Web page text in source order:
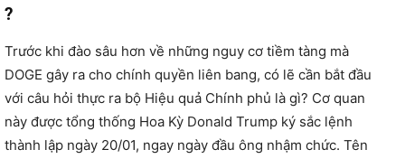
?
Trước khi đào sâu hơn về những nguy cơ tiềm tàng mà
DOGE gây ra cho chính quyền liên bang, có lẽ cần bắt đầu
với câu hỏi thực ra bộ Hiệu quả Chính phủ là gì? Cơ quan
này được tổng thống Hoa Kỳ Donald Trump ký sắc lệnh
thành lập ngày 20/01, ngay ngày đầu ông nhậm chức. Tên